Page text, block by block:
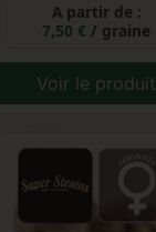
A partir de :
7,50 € / graine
Voir le produit